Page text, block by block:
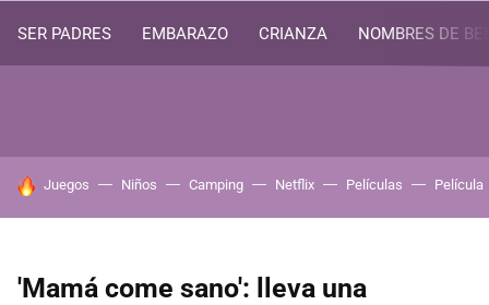
SER PADRES EMBARAZO CRIANZA NOMBRES DE
HOY SE HABLA DE
Juegos Niños Camping Netflix Películas Película
'Mamá come sano': lleva una